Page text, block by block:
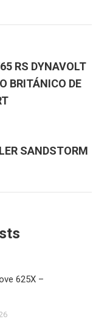
RS DYNAVOLT
BRITÁNICO DE
SANDSTORM
625X –